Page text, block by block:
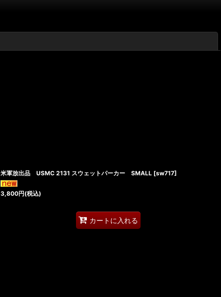
米軍放出品 USMC 2131 スウェットパーカー SMALL [sw717]
3,800円(税込)
カートに入れる